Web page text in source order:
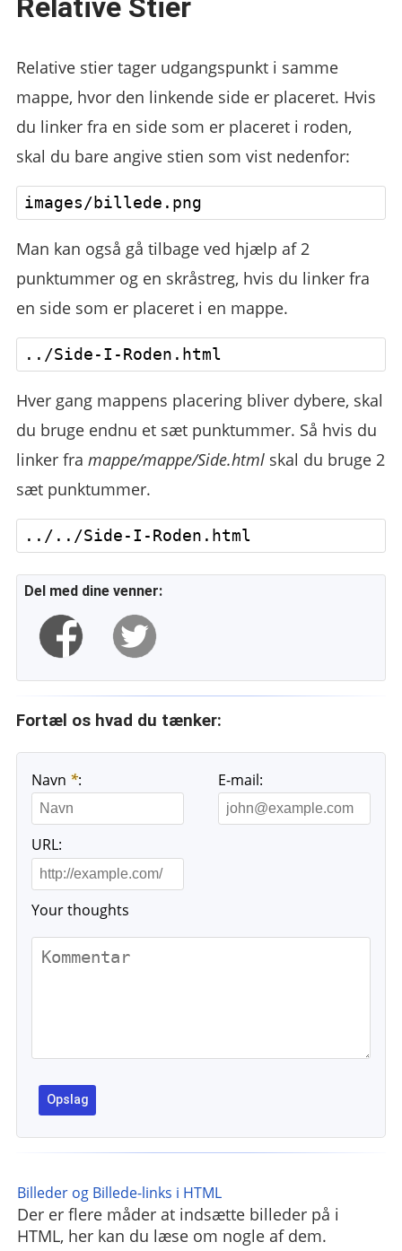
Relative Stier
Relative stier tager udgangspunkt i samme
mappe, hvor den linkende side er placeret. Hvis
du linker fra en side som er placeret i roden,
skal du bare angive stien som vist nedenfor:
Man kan også gå tilbage ved hjælp af 2
punktummer og en skråstreg, hvis du linker fra
en side som er placeret i en mappe.
Hver gang mappens placering bliver dybere, skal
du bruge endnu et sæt punktummer. Så hvis du
linker framappe/mappe/Side.html skal du bruge 2
sæt punktummer.
Del med dine venner:
Fortæl os hvad du tænker:
Navn *: E-mail:
URL:
Your thoughts
Billeder og Billede-links i HTML
Der er flere måder at indsætte billeder på i
HTML, her kan du læse om nogle af dem.